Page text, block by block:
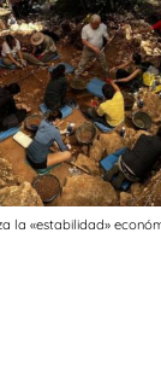
la «estabilidad»